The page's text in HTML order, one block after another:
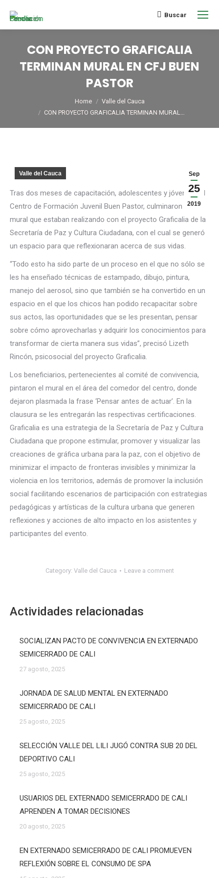
Buscar
CON PROYECTO GRAFICALIA
TERMINAN MURAL EN CFJ BUEN
PASTOR
Home
Valle del Cauca
CON PROYECTO GRAFICALIA TERMINAN MURAL…
Sep
25
2019
Valle del Cauca
Tras dos meses de capacitación, adolescentes y jóvenes del
Centro de Formación Juvenil Buen Pastor, culminaron un
mural que estaban realizando con el proyecto Graficalia de la
Secretaría de Paz y Cultura Ciudadana, con el cual se generó
un espacio para que reflexionaran acerca de sus vidas.
“Todo esto ha sido parte de un proceso en el que no sólo se
les ha enseñado técnicas de estampado, dibujo, pintura,
manejo del aerosol, sino que también se ha convertido en un
espacio en el que los chicos han podido recapacitar sobre
sus actos, las oportunidades que se les presentan, pensar
sobre cómo aprovecharlas y adquirir los conocimientos para
transformar de cierta manera sus vidas”, precisó Lizeth
Rincón, psicosocial del proyecto Graficalia.
Los beneficiarios, pertenecientes al comité de convivencia,
pintaron el mural en el área del comedor del centro, donde
dejaron plasmada la frase ‘Pensar antes de actuar’. En la
clausura se les entregarán las respectivas certificaciones.
Graficalia es una estrategia de la Secretaría de Paz y Cultura
Ciudadana que propone estimular, promover y visualizar las
creaciones de gráfica urbana para la paz, con el objetivo de
minimizar el impacto de fronteras invisibles y minimizar la
violencia en los territorios, además de promover la inclusión
social facilitando escenarios de participación con estrategias
pedagógicas y artísticas de la cultura urbana que generen
reflexiones y acciones de alto impacto en los asistentes y
participantes del evento.
Category: Valle del Cauca Leave a comment
Actividades relacionadas
SOCIALIZAN PACTO DE CONVIVENCIA EN EXTERNADO
SEMICERRADO DE CALI
27 agosto, 2025
JORNADA DE SALUD MENTAL EN EXTERNADO
SEMICERRADO DE CALI
25 agosto, 2025
SELECCIÓN VALLE DEL LILI JUGÓ CONTRA SUB 20 DEL
DEPORTIVO CALI
25 agosto, 2025
USUARIOS DEL EXTERNADO SEMICERRADO DE CALI
APRENDEN A TOMAR DECISIONES
20 agosto, 2025
EN EXTERNADO SEMICERRADO DE CALI PROMUEVEN
REFLEXIÓN SOBRE EL CONSUMO DE SPA